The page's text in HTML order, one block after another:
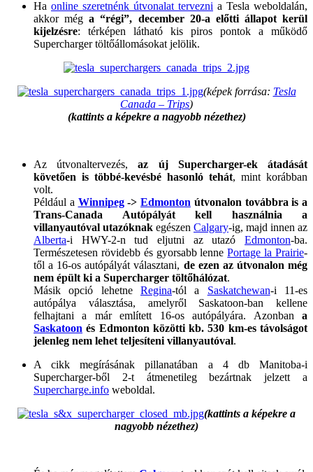
Ha online szeretnénk útvonalat tervezni a Tesla weboldalán,
akkor méga “régi”, december 20-a előtti állapot kerül
kijelzésre: térképen látható kis piros pontok a működő
Supercharger töltőállomásokat jelölik.
(képek forrása: Tesla
Canada – Trips)
(kattints a képekre a nagyobb nézethez)
Az útvonaltervezés,az új Supercharger-ek átadását
követően is többé-kevésbé hasonló tehát, mint korábban
volt.
Például a Winnipeg-> Edmonton útvonalon továbbra is a
Trans-Canada Autópályát kell használnia a
villanyautóval utazóknak egészen Calgary-ig, majd innen az
Alberta-i HWY-2-n tud eljutni az utazó Edmonton-ba.
Természetesen rövidebb és gyorsabb lennePortage la Prairie-
től a 16-os autópályát választani, de ezen az útvonalon még
nem épült ki a Supercharger töltőhálózat.
Másik opció lehetne Regina-tól a Saskatchewan-i 11-es
autópálya választása, amelyről Saskatoon-ban kellene
felhajtani a már említett 16-os autópályára. Azonban a
Saskatoon és Edmonton közötti kb. 530 km-es távolságot
jelenleg nem lehet teljesíteni villanyautóval.
A cikk megírásának pillanatában a 4 db Manitoba-i
Supercharger-ből 2-t átmenetileg bezártnak jelzett a
Supercharge.info weboldal.
(kattints a képekre a
nagyobb nézethez)